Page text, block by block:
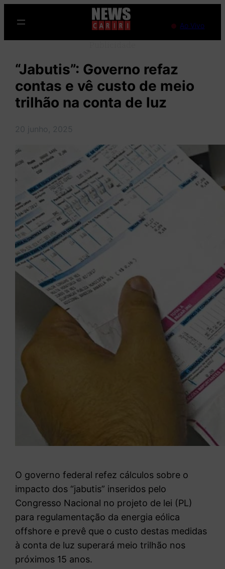
para
o
Ao Vivo
“Jabutis”: Governo refaz
contas e vê custo de meio
trilhão na conta de luz
20 junho, 2025
O governo federal refez cálculos sobre o
impacto dos “jabutis” inseridos pelo
Congresso Nacional no projeto de lei (PL)
para regulamentação da energia eólica
offshore e prevê que o custo destas medidas
à conta de luz superará meio trilhão nos
próximos 15 anos.